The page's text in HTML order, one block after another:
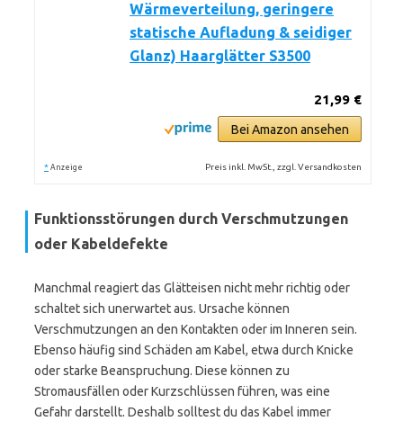
Wärmeverteilung, geringere
statische Aufladung & seidiger
Glanz) Haarglätter S3500
21,99 €
Bei Amazon ansehen
* Anzeige Preis inkl. MwSt., zzgl. Versandkosten
Funktionsstörungen durch Verschmutzungen
oder Kabeldefekte
Manchmal reagiert das Glätteisen nicht mehr richtig oder
schaltet sich unerwartet aus. Ursache können
Verschmutzungen an den Kontakten oder im Inneren sein.
Ebenso häufig sind Schäden am Kabel, etwa durch Knicke
oder starke Beanspruchung. Diese können zu
Stromausfällen oder Kurzschlüssen führen, was eine
Gefahr darstellt. Deshalb solltest du das Kabel immer